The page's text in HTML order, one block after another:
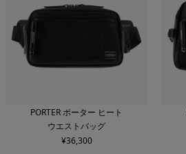
PORTER ポーター ヒート
ウエストバッグ
¥36,300